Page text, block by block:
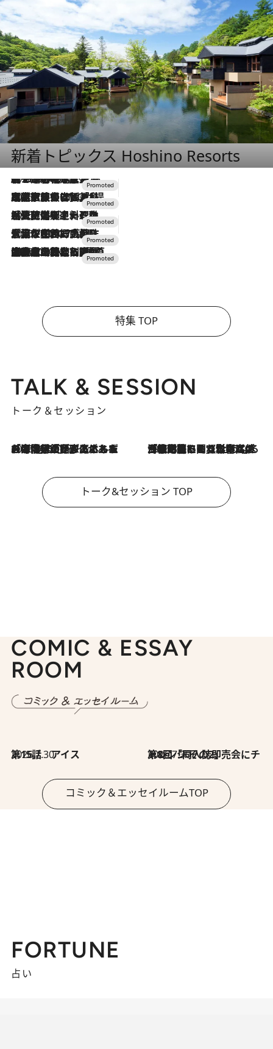
新着トピックス Hoshino Resorts
2026.8.7
【トンボの足水浴】ヒノキの香りに包まれて涼感マックス！約13℃の湧水かけ流しを避暑地「星野温泉 トンボの湯」で体験
2026.7.31
【ホテル帰省】という選択肢をOMOが提案。家族とほどよい距離を保つには「昼は実家、夜は気兼ねなくホテルで！」
2026.7.24
【夏限定ディナーコース】旬を迎える稚鮎や花ズッキーニなどをイタリア・トスカーナの郷土料理の手法で満喫！
2026.7.17
「土佐和ハーブかき氷」がOMO7高知に登場！生姜、山椒、大葉など目にも舌にも涼を呼ぶ郷土の味
2026.7.10
NEW OPEN！【界 草津】名湯の地に誕生。趣の異なる2種の温泉と上州ならではの会席・蕎麦割烹など美食を味わう究極の癒やし旅
特集 TOP
TALK & SESSION
トーク＆セッション
2026.8.3
「今後値上げがあるとすれば…」「リスクがあるのは今年の冬」エネルギー専門家が語る、ホルムズ海峡封鎖が家庭にもたらす“ある心配” 2026.8.3
「住宅建てられない…」「サーチャージ料の高値が続いている」ホルムズ海峡封鎖による影響はいつまで続く？《エネルギー専門家に聞く“どうなる日本の暮らし”》
トーク&セッション TOP
COMIC & ESSAY
ROOM
2026.7.30
第15話 アイス 2026.7.30
第8回「同人誌即売会にチャレンジ その2」
コミック＆エッセイルームTOP
FORTUNE
占い